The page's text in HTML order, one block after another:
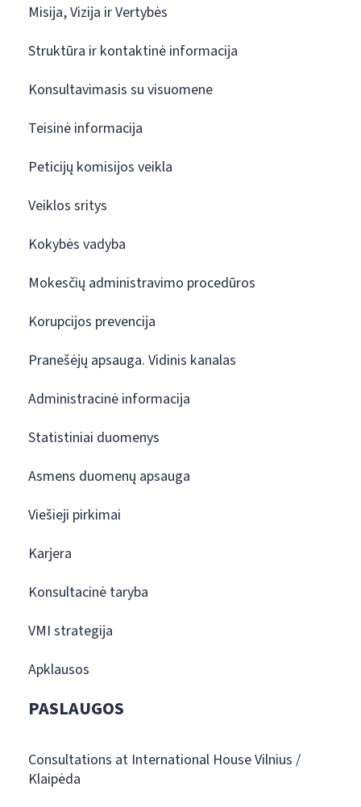
Misija, Vizija ir Vertybės
Struktūra ir kontaktinė informacija
Konsultavimasis su visuomene
Teisinė informacija
Peticijų komisijos veikla
Veiklos sritys
Kokybės vadyba
Mokesčių administravimo procedūros
Korupcijos prevencija
Pranešėjų apsauga. Vidinis kanalas
Administracinė informacija
Statistiniai duomenys
Asmens duomenų apsauga
Viešieji pirkimai
Karjera
Konsultacinė taryba
VMI strategija
Apklausos
PASLAUGOS
Consultations at International House Vilnius /
Klaipėda